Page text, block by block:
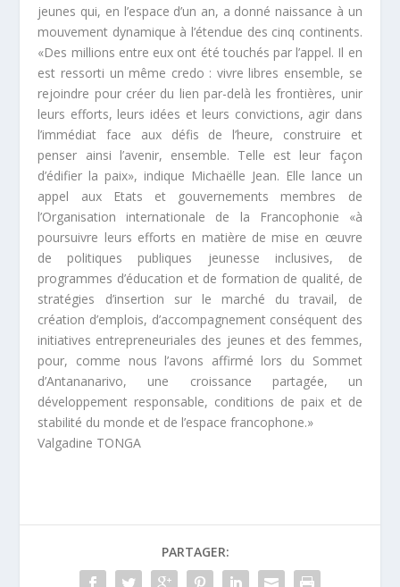
jeunes qui, en l’espace d’un an, a donné naissance à un
mouvement dynamique à l’étendue des cinq continents.
«Des millions entre eux ont été touchés par l’appel. Il en
est ressorti un même credo : vivre libres ensemble, se
rejoindre pour créer du lien par-delà les frontières, unir
leurs efforts, leurs idées et leurs convictions, agir dans
l’immédiat face aux défis de l’heure, construire et
penser ainsi l’avenir, ensemble. Telle est leur façon
d’édifier la paix», indique Michaëlle Jean. Elle lance un
appel aux Etats et gouvernements membres de
l’Organisation internationale de la Francophonie «à
poursuivre leurs efforts en matière de mise en œuvre
de politiques publiques jeunesse inclusives, de
programmes d’éducation et de formation de qualité, de
stratégies d’insertion sur le marché du travail, de
création d’emplois, d’accompagnement conséquent des
initiatives entrepreneuriales des jeunes et des femmes,
pour, comme nous l’avons affirmé lors du Sommet
d’Antananarivo, une croissance partagée, un
développement responsable, conditions de paix et de
stabilité du monde et de l’espace francophone.»
Valgadine TONGA
PARTAGER: